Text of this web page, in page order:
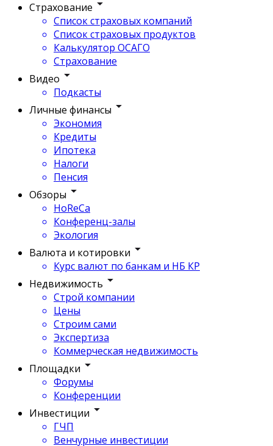
Страхование
Список страховых компаний
Список страховых продуктов
Калькулятор ОСАГО
Страхование
Видео
Подкасты
Личные финансы
Экономия
Кредиты
Ипотека
Налоги
Пенсия
Обзоры
HoReCa
Конференц-залы
Экология
Валюта и котировки
Курс валют по банкам и НБ КР
Недвижимость
Строй компании
Цены
Строим сами
Экспертиза
Коммерческая недвижимость
Площадки
Форумы
Конференции
Инвестиции
ГЧП
Венчурные инвестиции